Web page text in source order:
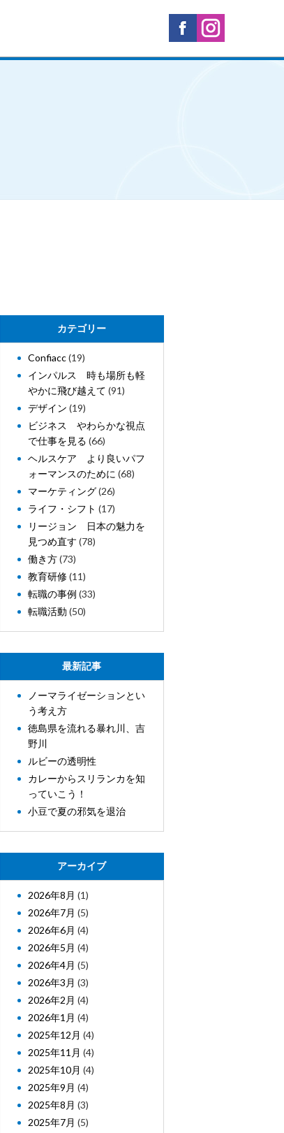
カテゴリー
Confiacc(19)
インパルス 時も場所も軽
やかに飛び越えて (91)
デザイン (19)
ビジネス やわらかな視点
で仕事を見る (66)
ヘルスケア より良いパフ
ォーマンスのために (68)
マーケティング(26)
ライフ・シフト (17)
リージョン 日本の魅力を
見つめ直す (78)
働き方(73)
教育研修(11)
転職の事例 (33)
転職活動 (50)
最新記事
ノーマライゼーションとい
う考え方
徳島県を流れる暴れ川、吉
野川
ルビーの透明性
カレーからスリランカを知
っていこう！
小豆で夏の邪気を退治
アーカイブ
2026年8月 (1)
2026年7月 (5)
2026年6月 (4)
2026年5月 (4)
2026年4月 (5)
2026年3月 (3)
2026年2月 (4)
2026年1月 (4)
2025年12月 (4)
2025年11月 (4)
2025年10月 (4)
2025年9月 (4)
2025年8月 (3)
2025年7月 (5)